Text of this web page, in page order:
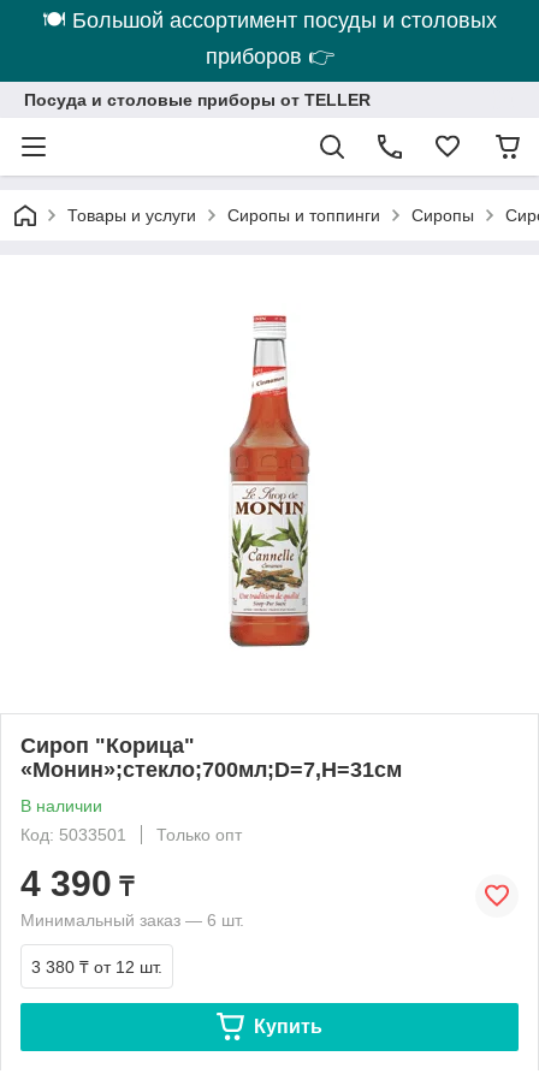
🍽 Большой ассортимент посуды и столовых
приборов 👉
Посуда и столовые приборы от TELLER
Товары и услуги Сиропы и топпинги Сиропы
Сироп "Корица"
«Монин»;стекло;700мл;D=7,H=31см
В наличии
Код: 5033501
Только опт
4 390 ₸
Минимальный заказ — 6 шт.
3 380 ₸ от 12 шт.
Купить